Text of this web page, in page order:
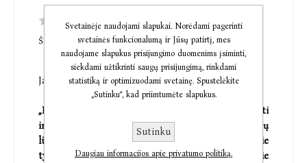
ŠI PREKĖ DAR NETURI KOMENTARŲ
Jaunimui nuo 14 m.
„Ne tik geri, ne tik blogi“ – istorija apie norą pritapti
ir būti populiariam, apie kerštą ir kaltę, apie tėvų
lūkesčius ir pasirinkimų kainą, apie tuos, kurie
tyčiojasi, ir tuos, iš kurių tyčiojamasi. Ar tie, kurie
Svetainėje naudojami slapukai. Norėdami pagerinti
svetainės funkcionalumą ir Jūsų patirtį, mes
naudojame slapukus prisijungimo duomenims įsiminti,
siekdami užtikrinti saugų prisijungimą, rinkdami
statistiką ir optimizuodami svetainę. Spustelėkite
„Sutinku“, kad priimtumėte slapukus.
Sutinku
Daugiau informacijos apie privatumo politiką.